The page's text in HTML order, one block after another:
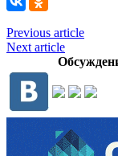
Previous article
Next article